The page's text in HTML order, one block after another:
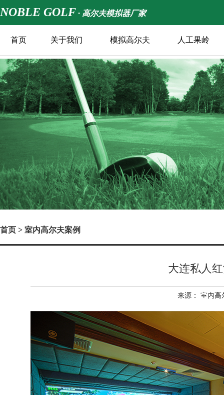
NOBLE GOLF · 高尔夫模拟器厂家
首页 关于我们 模拟高尔夫 人工果岭
首页 > 室内高尔夫案例
大连私人
来源： 室内高